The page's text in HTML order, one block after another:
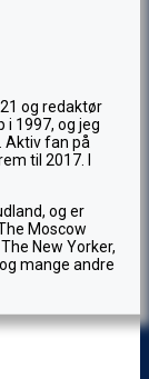
og redaktør
i 1997, og jeg
fan på
til 2017. I
og er
Moscow
New Yorker,
mange andre